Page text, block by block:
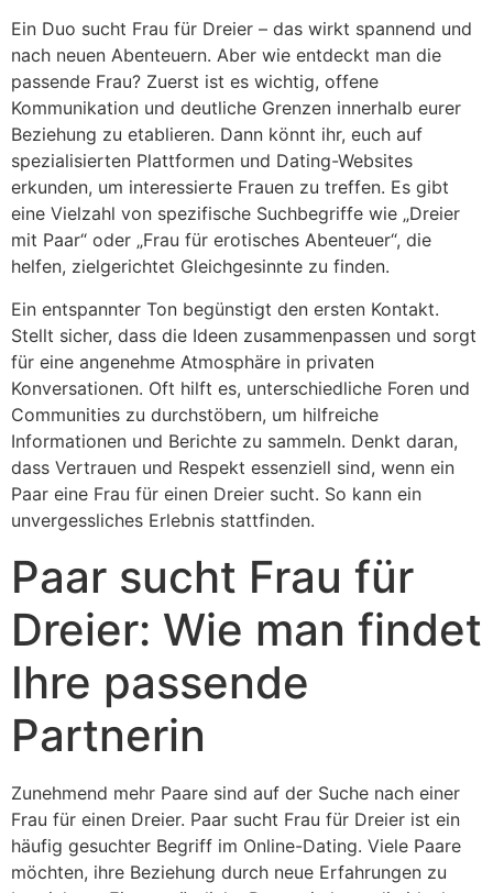
Ein Duo sucht Frau für Dreier – das wirkt spannend und
nach neuen Abenteuern. Aber wie entdeckt man die
passende Frau? Zuerst ist es wichtig, offene
Kommunikation und deutliche Grenzen innerhalb eurer
Beziehung zu etablieren. Dann könnt ihr, euch auf
spezialisierten Plattformen und Dating-Websites
erkunden, um interessierte Frauen zu treffen. Es gibt
eine Vielzahl von spezifische Suchbegriffe wie „Dreier
mit Paar“ oder „Frau für erotisches Abenteuer“, die
helfen, zielgerichtet Gleichgesinnte zu finden.
Ein entspannter Ton begünstigt den ersten Kontakt.
Stellt sicher, dass die Ideen zusammenpassen und sorgt
für eine angenehme Atmosphäre in privaten
Konversationen. Oft hilft es, unterschiedliche Foren und
Communities zu durchstöbern, um hilfreiche
Informationen und Berichte zu sammeln. Denkt daran,
dass Vertrauen und Respekt essenziell sind, wenn ein
Paar eine Frau für einen Dreier sucht. So kann ein
unvergessliches Erlebnis stattfinden.
Paar sucht Frau für
Dreier: Wie man findet
Ihre passende
Partnerin
Zunehmend mehr Paare sind auf der Suche nach einer
Frau für einen Dreier. Paar sucht Frau für Dreier ist ein
häufig gesuchter Begriff im Online-Dating. Viele Paare
möchten, ihre Beziehung durch neue Erfahrungen zu